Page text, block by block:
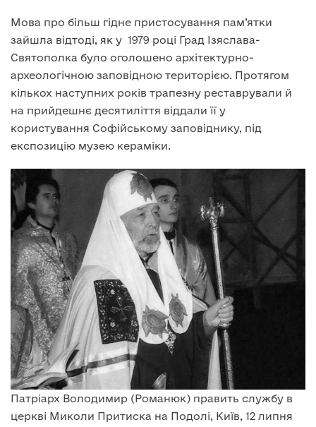
Мова про більш гідне пристосування пам’ятки
зайшла відтоді, як у 1979 році Град Ізяслава-
Святополка було оголошено архітектурно-
археологічною заповідною територією. Протягом
кількох наступних років трапезну реставрували й
на прийдешнє десятиліття віддали її у
користування Софійському заповіднику, під
експозицію музею кераміки.
Патріарх Володимир (Романюк) править службу в
церкві Миколи Притиска на Подолі, Київ, 12 липня